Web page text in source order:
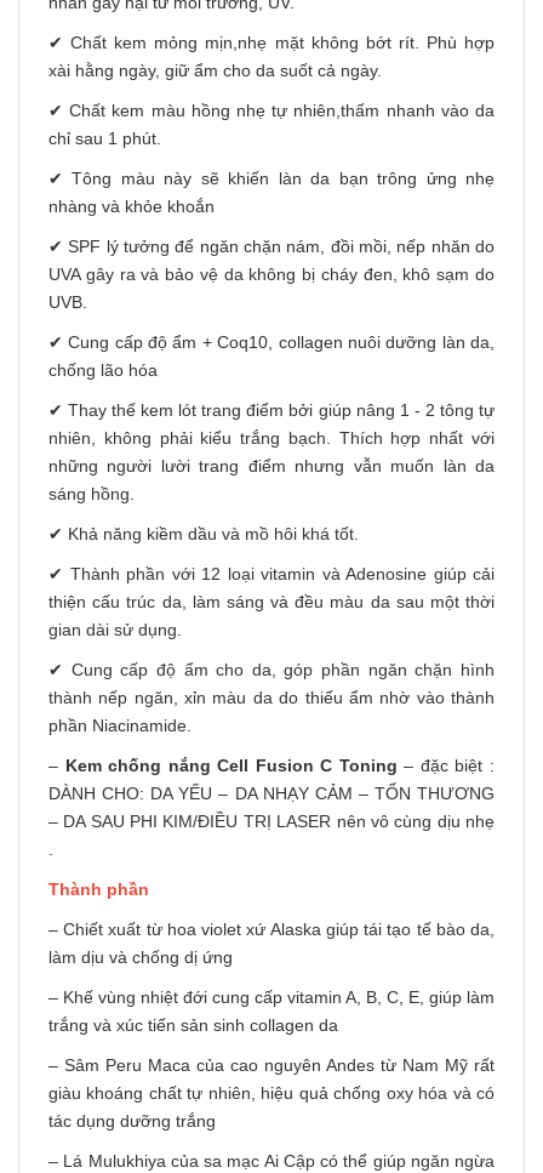
✔ Chất kem mỏng mịn,nhẹ mặt không bớt rít. Phù hợp
xài hằng ngày, giữ ẩm cho da suốt cả ngày.
✔ Chất kem màu hồng nhẹ tự nhiên,thấm nhanh vào da
chỉ sau 1 phút.
✔ Tông màu này sẽ khiến làn da bạn trông ửng nhẹ
nhàng và khỏe khoắn
✔ SPF lý tưởng để ngăn chặn nám, đồi mồi, nếp nhăn do
UVA gây ra và bảo vệ da không bị cháy đen, khô sạm do
UVB.
✔ Cung cấp độ ẩm + Coq10, collagen nuôi dưỡng làn da,
chống lão hóa
✔ Thay thế kem lót trang điểm bởi giúp nâng 1 - 2 tông tự
nhiên, không phải kiểu trắng bạch. Thích hợp nhất với
những người lười trang điểm nhưng vẫn muốn làn da
sáng hồng.
✔ Khả năng kiềm dầu và mồ hôi khá tốt.
✔ Thành phần với 12 loại vitamin và Adenosine giúp cải
thiện cấu trúc da, làm sáng và đều màu da sau một thời
gian dài sử dụng.
✔ Cung cấp độ ẩm cho da, góp phần ngăn chặn hình
thành nếp ngăn, xỉn màu da do thiếu ẩm nhờ vào thành
phần Niacinamide.
– Kem chống nắng Cell Fusion C Toning – đặc biệt :
DÀNH CHO: DA YẾU – DA NHẠY CẢM – TỔN THƯƠNG
– DA SAU PHI KIM/ĐIỀU TRỊ LASER nên vô cùng dịu nhẹ
Thành phần
– Chiết xuất từ hoa violet xứ Alaska giúp tái tạo tế bào da,
làm dịu và chống dị ứng
– Khế vùng nhiệt đới cung cấp vitamin A, B, C, E, giúp làm
trắng và xúc tiến sản sinh collagen da
– Sâm Peru Maca của cao nguyên Andes từ Nam Mỹ rất
giàu khoáng chất tự nhiên, hiệu quả chống oxy hóa và có
tác dụng dưỡng trắng
– Lá Mulukhiya của sa mạc Ai Cập có thể giúp ngăn ngừa